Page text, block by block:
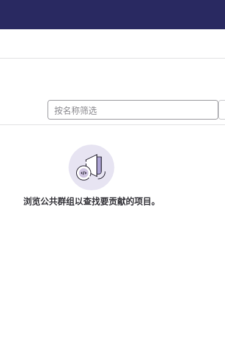
浏览公共群组以查找要贡献的项目。